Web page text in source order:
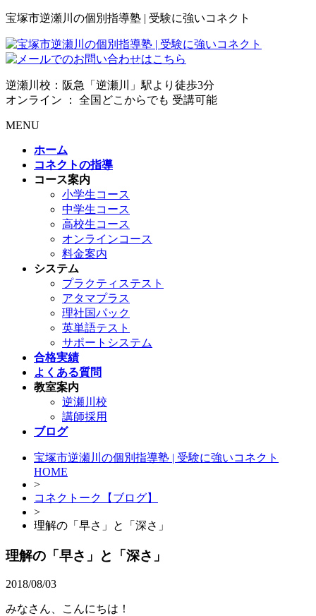
宝塚市逆瀬川の個別指導塾 | 受験に強いコネクト
逆瀬川校：阪急「逆瀬川」駅より徒歩3分
オンライン ： 全国どこからでも 受講可能
MENU
ホーム
コネクトの指導
コース案内
小学生コース
中学生コース
高校生コース
オンラインコース
料金案内
システム
プラクティステスト
アタマプラス
理社国パック
英単語テスト
サポートシステム
合格実績
よくある質問
教室案内
逆瀬川校
講師採用
ブログ
宝塚市逆瀬川の個別指導塾 | 受験に強いコネクト
HOME
>
コネクトーク【ブログ】
>
理解の「早さ」と「深さ」
理解の「早さ」と「深さ」
2018/08/03
みなさん、こんにちは！